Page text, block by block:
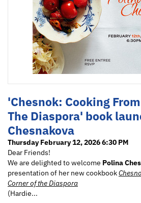
'Chesnok: Cooking
The Diaspora' book
Chesnakova
Thursday February 12, 2026 6:30 PM
Dear Friends!
We are delighted to welcome Polina
presentation of her new cookbook
Corner of the Diaspora
(Hardie...